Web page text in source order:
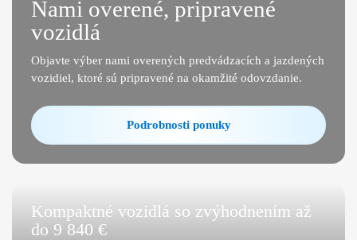
Nami overené, pripravené
vozidlá
Objavte výber nami overených predvádzacích a jazdených
vozidiel, ktoré sú pripravené na okamžité odovzdanie.
Podrobnosti ponuky
Kompaktné vozidlá so zvýhodnením až
do 9 840 €